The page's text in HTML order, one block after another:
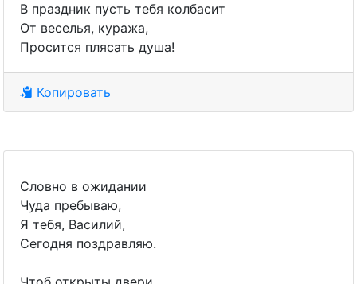
В праздник пусть тебя колбасит
От веселья, куража,
Просится плясать душа!
Копировать
Словно в ожидании
Чуда пребываю,
Я тебя, Василий,
Сегодня поздравляю.